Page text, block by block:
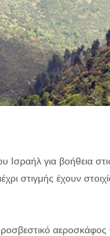
για βοήθεια
στιγμής έχουν
αεροσκάφος